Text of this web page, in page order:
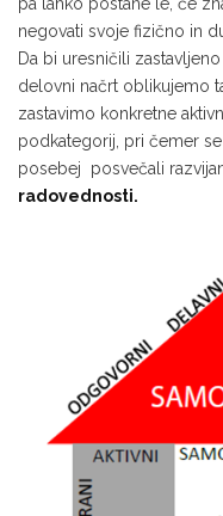
negovati svoje fizično in
Da bi uresničili
delovni načrt oblikujemo
zastavimo konkretne
podkategorij, pri čemer
posebej posvečali
radovednosti.